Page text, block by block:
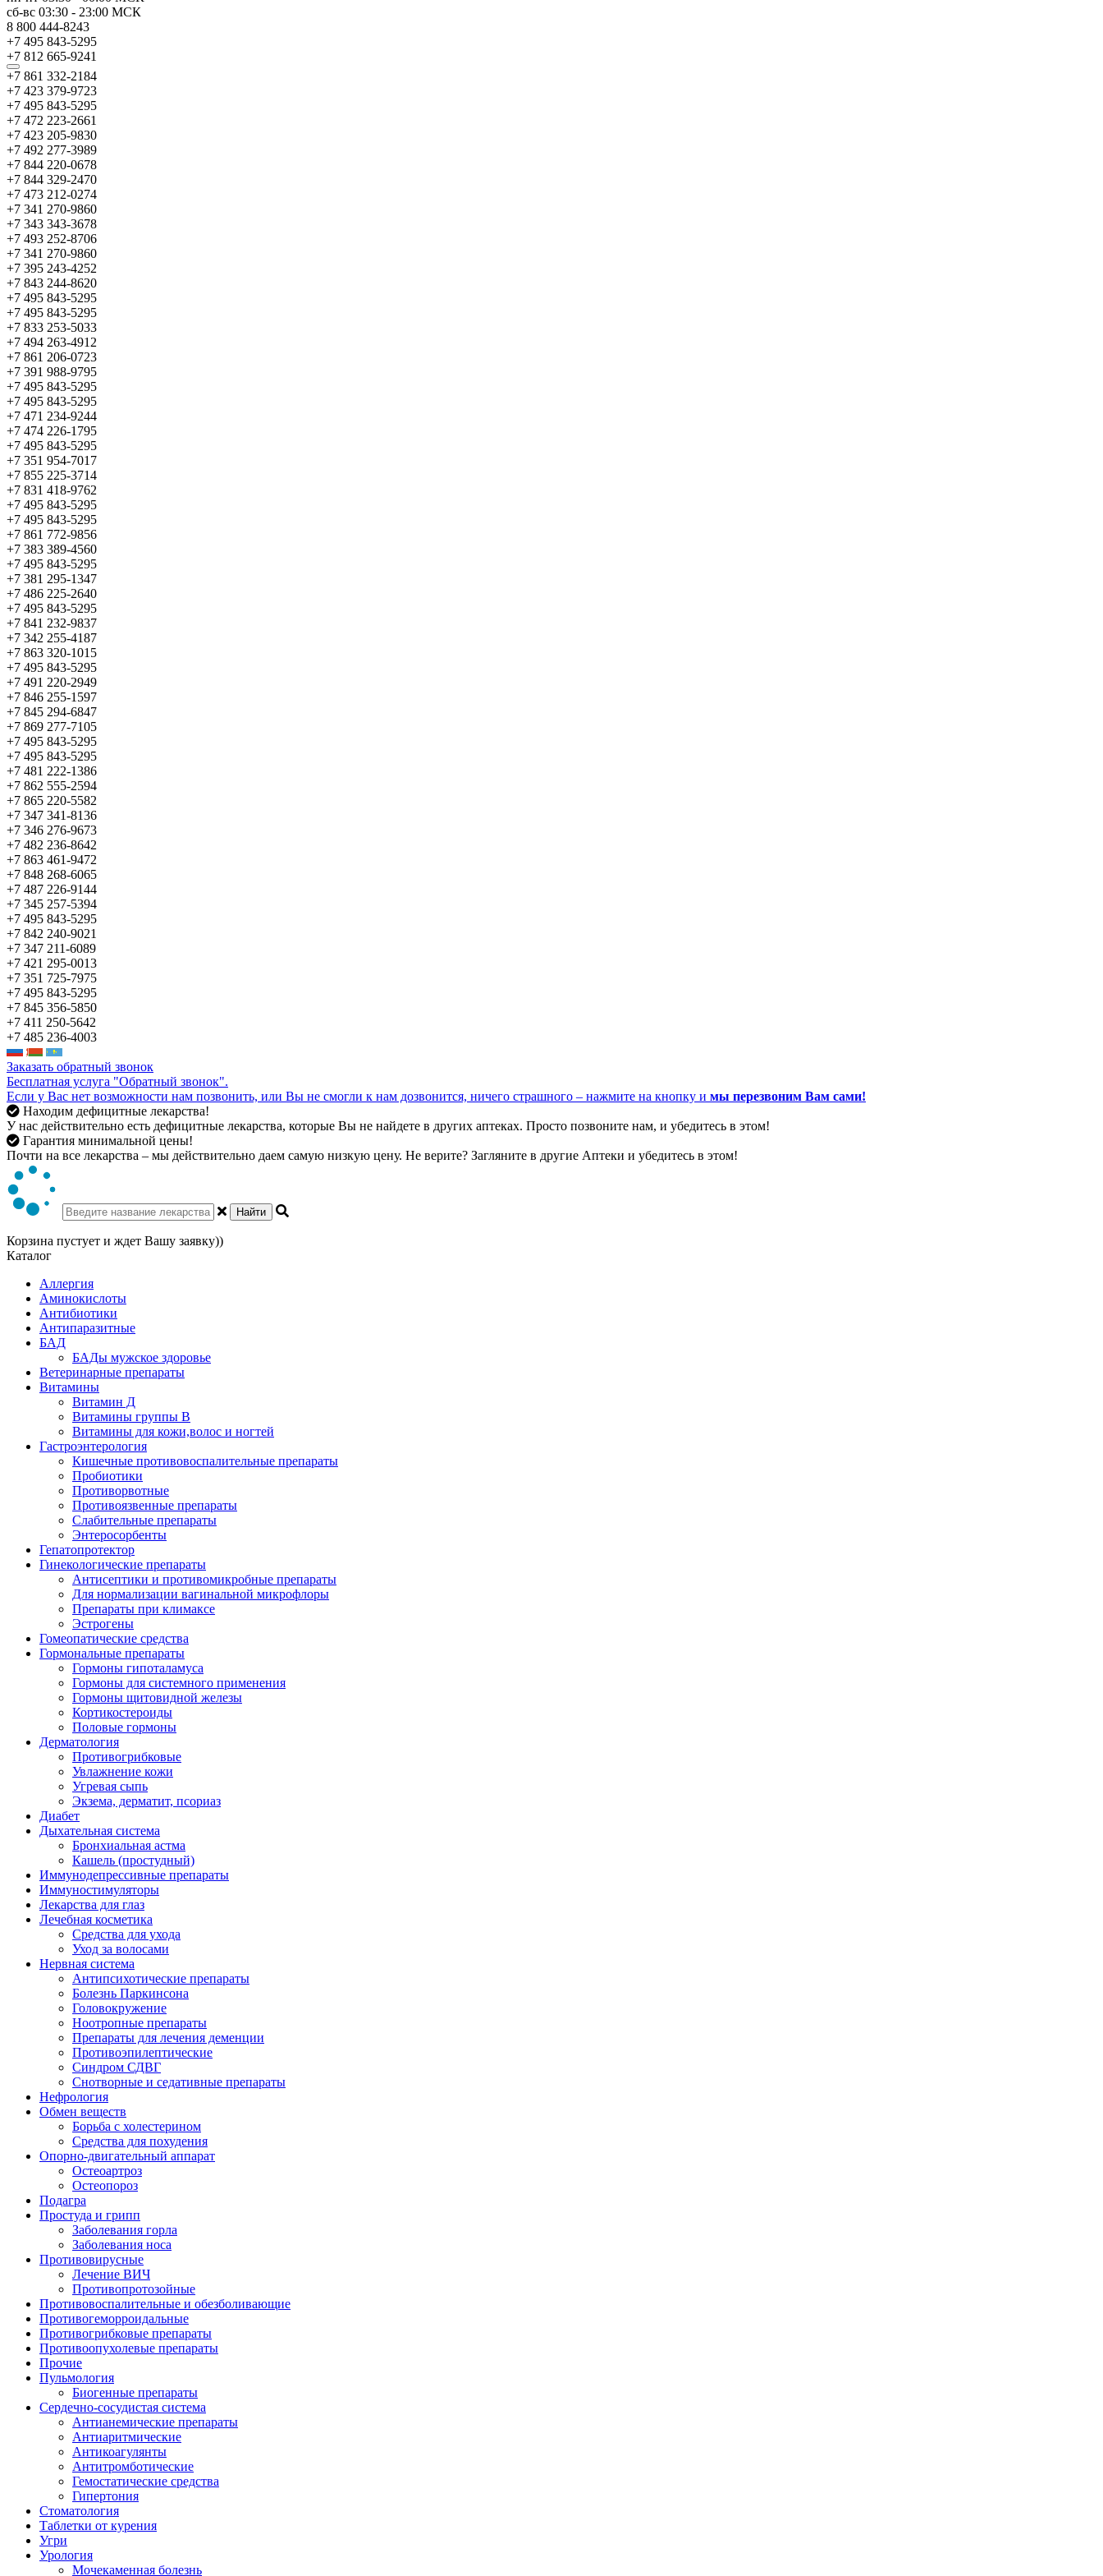
сб-вс 03:30 - 23:00 МСК
8 800 444-8243
+7 495 843-5295
+7 812 665-9241
+7 861 332-2184
+7 423 379-9723
+7 495 843-5295
+7 472 223-2661
+7 423 205-9830
+7 492 277-3989
+7 844 220-0678
+7 844 329-2470
+7 473 212-0274
+7 341 270-9860
+7 343 343-3678
+7 493 252-8706
+7 341 270-9860
+7 395 243-4252
+7 843 244-8620
+7 495 843-5295
+7 495 843-5295
+7 833 253-5033
+7 494 263-4912
+7 861 206-0723
+7 391 988-9795
+7 495 843-5295
+7 495 843-5295
+7 471 234-9244
+7 474 226-1795
+7 495 843-5295
+7 351 954-7017
+7 855 225-3714
+7 831 418-9762
+7 495 843-5295
+7 495 843-5295
+7 861 772-9856
+7 383 389-4560
+7 495 843-5295
+7 381 295-1347
+7 486 225-2640
+7 495 843-5295
+7 841 232-9837
+7 342 255-4187
+7 863 320-1015
+7 495 843-5295
+7 491 220-2949
+7 846 255-1597
+7 845 294-6847
+7 869 277-7105
+7 495 843-5295
+7 495 843-5295
+7 481 222-1386
+7 862 555-2594
+7 865 220-5582
+7 347 341-8136
+7 346 276-9673
+7 482 236-8642
+7 863 461-9472
+7 848 268-6065
+7 487 226-9144
+7 345 257-5394
+7 495 843-5295
+7 842 240-9021
+7 347 211-6089
+7 421 295-0013
+7 351 725-7975
+7 495 843-5295
+7 845 356-5850
+7 411 250-5642
+7 485 236-4003
Заказать обратный звонок
Бесплатная услуга "Обратный звонок".
Если у Вас нет возможности нам позвонить, или Вы не смогли к нам дозвонится, ничего страшного – нажмите на кнопку и мы перезвоним Вам сами!
Находим дефицитные лекарства!
У нас действительно есть дефицитные лекарства, которые Вы не найдете в других аптеках. Просто позвоните нам, и убедитесь в этом!
Гарантия минимальной цены!
Почти на все лекарства – мы действительно даем самую низкую цену. Не верите? Загляните в другие Аптеки и убедитесь в этом!
Найти
Корзина пустует и ждет Вашу заявку))
Каталог
Аллергия
Аминокислоты
Антибиотики
Антипаразитные
БАД
БАДы мужское здоровье
Ветеринарные препараты
Витамины
Витамин Д
Витамины группы В
Витамины для кожи,волос и ногтей
Гастроэнтерология
Кишечные противовоспалительные препараты
Пробиотики
Противорвотные
Противоязвенные препараты
Слабительные препараты
Энтеросорбенты
Гепатопротектор
Гинекологические препараты
Антисептики и противомикробные препараты
Для нормализации вагинальной микрофлоры
Препараты при климаксе
Эстрогены
Гомеопатические средства
Гормональные препараты
Гормоны гипоталамуса
Гормоны для системного применения
Гормоны щитовидной железы
Кортикостероиды
Половые гормоны
Дерматология
Противогрибковые
Увлажнение кожи
Угревая сыпь
Экзема, дерматит, псориаз
Диабет
Дыхательная система
Бронхиальная астма
Кашель (простудный)
Иммунодепрессивные препараты
Иммуностимуляторы
Лекарства для глаз
Лечебная косметика
Средства для ухода
Уход за волосами
Нервная система
Антипсихотические препараты
Болезнь Паркинсона
Головокружение
Ноотропные препараты
Препараты для лечения деменции
Противоэпилептические
Синдром СДВГ
Снотворные и седативные препараты
Нефрология
Обмен веществ
Борьба с холестерином
Средства для похудения
Опорно-двигательный аппарат
Остеоартроз
Остеопороз
Подагра
Простуда и грипп
Заболевания горла
Заболевания носа
Противовирусные
Лечение ВИЧ
Противопротозойные
Противовоспалительные и обезболивающие
Противогеморроидальные
Противогрибковые препараты
Противоопухолевые препараты
Прочие
Пульмология
Биогенные препараты
Сердечно-сосудистая система
Антианемические препараты
Антиаритмические
Антикоагулянты
Антитромботические
Гемостатические средства
Гипертония
Стоматология
Таблетки от курения
Угри
Урология
Мочекаменная болезнь